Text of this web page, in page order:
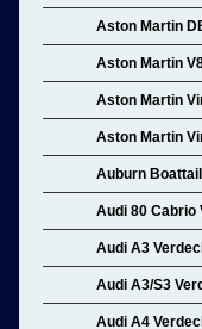
Aston Martin
Aston Martin
Aston Martin
Aston Martin
Auburn
Audi 80 Cabrio
Audi A3
Audi A3/S3
Audi A4